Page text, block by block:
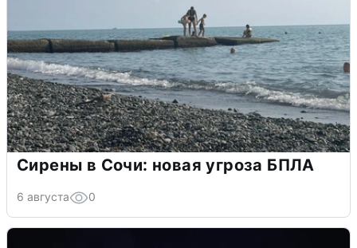
Сирены в Сочи: новая угроза БПЛА
6 августа 0